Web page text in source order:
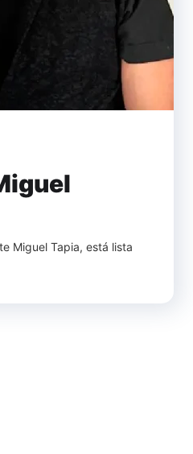
Miguel Tapia, está lista